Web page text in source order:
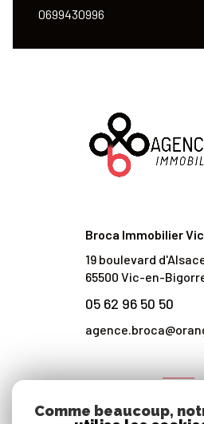
0699430996
Broca Immobilier
19 boulevard
65500 Vic-en-
05 62 96 50 50
Comme beaucoup,